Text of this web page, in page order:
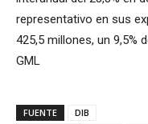
representativo en sus
425,5 millones, un 9,5%
GML
FUENTE
DIB